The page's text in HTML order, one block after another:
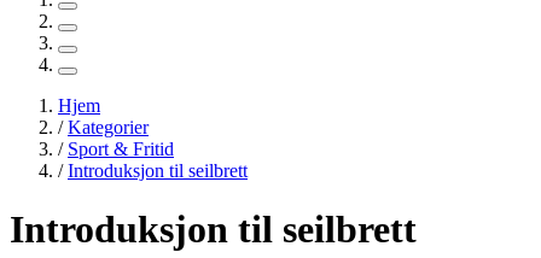
Hjem
/Kategorier
/ Sport & Fritid
/Introduksjon til seilbrett
Introduksjon til seilbrett